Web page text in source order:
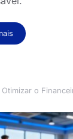
Otimizar o